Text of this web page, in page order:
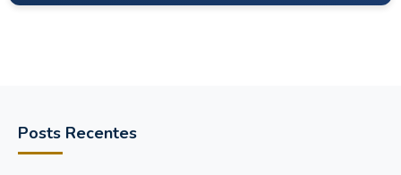
Posts Recentes